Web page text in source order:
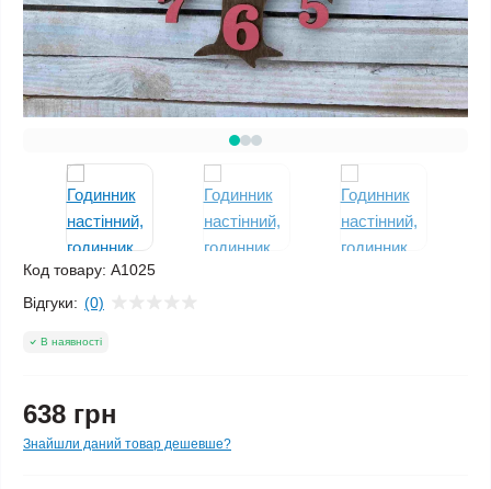
Код товару: A1025
Відгуки: (0)
В наявності
638 грн
Знайшли даний товар дешевше?